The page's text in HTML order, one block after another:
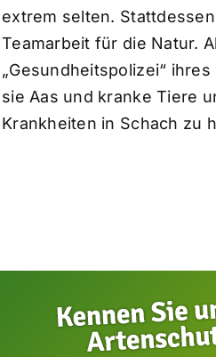
extrem selten.
Teamarbeit für die Natur.
„Gesundheitspolizei“
sie Aas und kranke Tiere
Krankheiten in Schach zu